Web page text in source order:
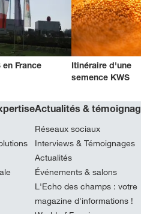
en France
Itinéraire d'une
semence KWS
Actualités &
Réseaux sociaux
Interviews & Témoignages
Actualités
Événements & salons
L'Echo des champs : votre
magazine d'informations !